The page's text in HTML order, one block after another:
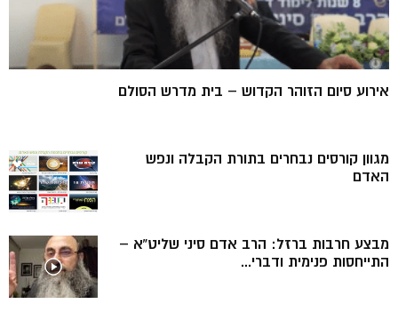
אירוע סיום הזוהר הקדוש – בית מדרש הסולם
מגוון קורסים נבחרים בתורת הקבלה ונפש
האדם
מבצע חרבות ברזל: הרב אדם סיני שליט”א –
התייחסות פנימית ודברי...